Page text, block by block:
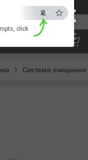
×
ESC
click
Система очищення